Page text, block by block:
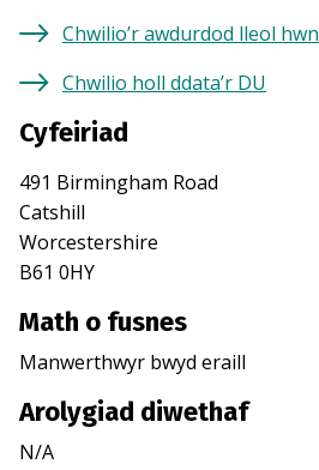
Chwilio’r awdurdod lleol hwn
Chwilio holl ddata’r DU
Cyfeiriad
491 Birmingham Road
Catshill
Worcestershire
B61 0HY
Math o fusnes
Manwerthwyr bwyd eraill
Arolygiad diwethaf
N/A